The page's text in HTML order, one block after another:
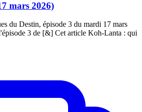
mars 2026)
du Destin, épisode 3 du mardi 17 mars
3 de [&] Cet article Koh-Lanta : qui